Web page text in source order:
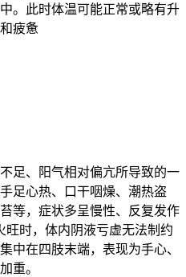
。此时体温可能正常或略有升
疲惫
足、阳气相对偏亢所导致的一
足心热、口干咽燥、潮热盗
等，症状多呈慢性、反复发作
旺时，体内阴液亏虚无法制约
中在四肢末端，表现为手心、
重。